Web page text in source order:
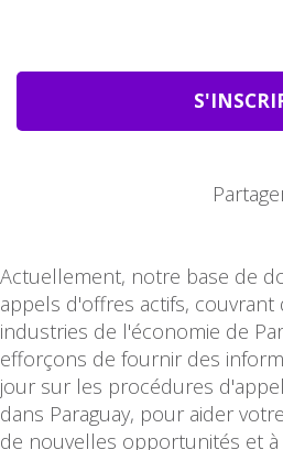
Actuellement, notre base de
appels d'offres actifs, couvrant
industries de l'économie de
efforçons de fournir des
jour sur les procédures
dans Paraguay, pour aider
de nouvelles opportunités et